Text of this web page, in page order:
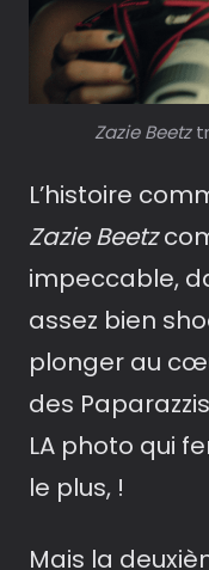
Zazie Beetz
L’histoire
Zazie Beetz
impeccable,
assez bien
plonger au
des
LA photo qui
le plus, !
Mais la